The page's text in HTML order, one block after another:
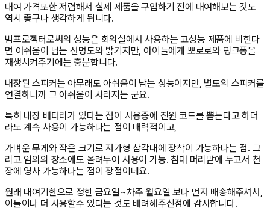
대여 가격또한 저렴해서 실제 제품을 구입하기 전에 대여해보는 것도
역시 좋구나 생각하게 됩니다.
빔프로젝터로써의 성능은 회의실에서 사용하는 고성능 제품에 비한다
면 아쉬움이 남는 선명도와 밝기지만, 아이들에게 뽀로로와 핑크퐁을
재생시켜주기에는 충분합니다.
내장된 스피커는 아무래도 아쉬움이 남는 성능이지만, 별도의 스피커를
연결하니까 그 아쉬움이 사라지는 군요.
특히 내장 배터리가 있다는 점이 사용중에 전원 코드를 뽑는다고 하더
라도 계속 사용이 가능하다는 점이 매력적이고,
가벼운 무게와 작은 크기로 저가형 삼각대에 장착이 가능하다는 점. 그
리고 임의의 장소에도 올려두어 사용이 가능. 침대 머리맡에 두고서 천
장에 영사 가능하다는 점이 장점이네요.
원래 대여기한으로 정한 금요일~차주 월요일 보다 먼저 배송해주셔서,
이틀이나 더 사용할수 있다는 것도 배려해주신점에 감사합니다.